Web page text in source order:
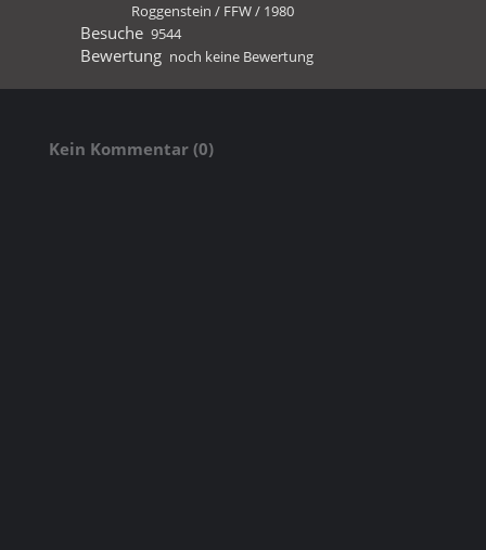
Roggenstein / FFW/ 1980
Besuche 9544
Bewertung noch keine Bewertung
Kein Kommentar (0)